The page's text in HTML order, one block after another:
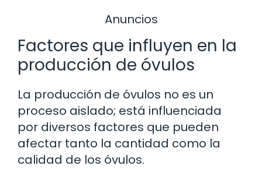
Anuncios
Factores que influyen en la
producción de óvulos
La producción de óvulos no es un
proceso aislado; está influenciada
por diversos factores que pueden
afectar tanto la cantidad como la
calidad de los óvulos.